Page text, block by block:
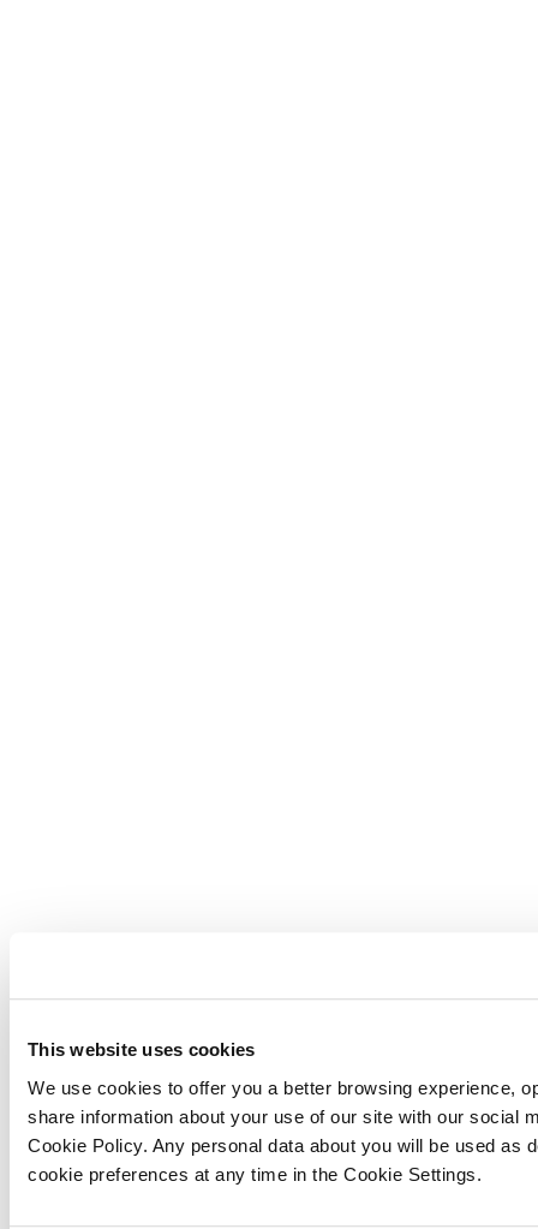
This website uses cookies
We use cookies to offer you a better browsing experience,
share information about your use of our site with our social
Cookie Policy. Any personal data about you will be used as
cookie preferences at any time in the Cookie Settings.